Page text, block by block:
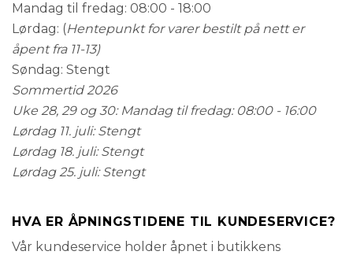
Mandag til fredag: 08:00 - 18:00
Lørdag: (Hentepunkt for varer bestilt på nett er
åpent fra 11-13)
Søndag: Stengt
Sommertid 2026
Uke 28, 29 og 30: Mandag til fredag: 08:00 - 16:00
Lørdag 11. juli: Stengt
Lørdag 18. juli: Stengt
Lørdag 25. juli: Stengt
HVA ER ÅPNINGSTIDENE TIL KUNDESERVICE?
Vår kundeservice holder åpnet i butikkens